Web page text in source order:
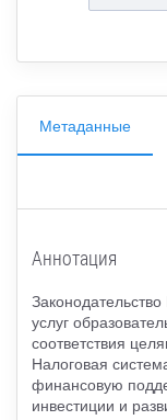
Метаданные
Аннотация
услуг
соответствия
Налоговая
финансовую
инвестиции и